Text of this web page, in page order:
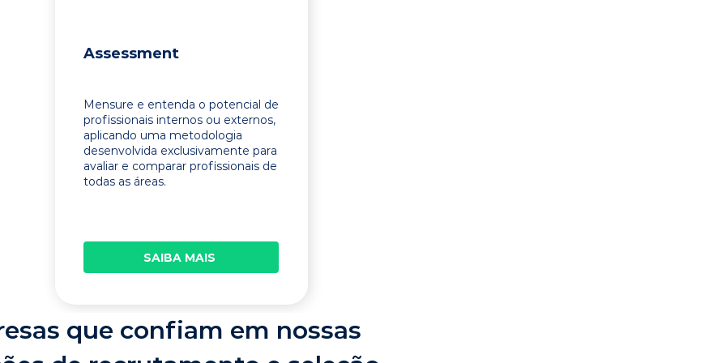
Assessment
Mensure e entenda o potencial de
profissionais internos ou externos,
aplicando uma metodologia
desenvolvida exclusivamente para
avaliar e comparar profissionais de
todas as áreas.
SAIBA MAIS
que confiam em nossas